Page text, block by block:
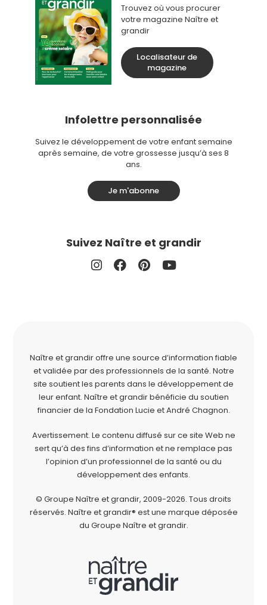
Trouvez où vous procurer
votre magazine Naître et
grandir
Localisateur de
magazine
Infolettre personnalisée
Suivez le développement de votre enfant semaine
après semaine, de votre grossesse jusqu’à ses 8
ans.
Je m'abonne
Suivez Naître et grandir
Naître et grandir offre une source d’information fiable
et validée par des professionnels de la santé. Notre
site soutient les parents dans le développement de
leur enfant. Naître et grandir bénéficie du soutien
financier de la Fondation Lucie et André Chagnon.
Avertissement. Le contenu diffusé sur ce site Web ne
sert qu’à des fins d’information et ne remplace pas
l’opinion d’un professionnel de la santé ou du
développement des enfants.
© Groupe Naître et grandir, 2009-2026. Tous droits
réservés. Naître et grandir® est une marque déposée
du Groupe Naître et grandir.